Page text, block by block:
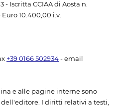
- Iscritta CCIAA di Aosta n.
10.400,00 i.v.
+39 0166 502934 - email
e alle pagine interne sono
I diritti relativi a testi,